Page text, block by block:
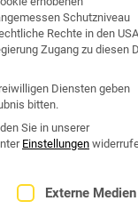
Schutzniveau
Rechte in den USA
Zugang zu diesen
Diensten geben
bitten.
Sie in unserer
Einstellungen
Einwilligung
Externe Medien